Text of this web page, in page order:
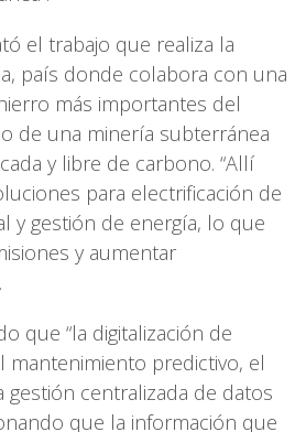
el trabajo que realiza la
país donde colabora con una
más importantes del
de una minería subterránea
y libre de carbono. “Allí
para electrificación de
y gestión de energía, lo que
y aumentar
que “la digitalización de
mantenimiento predictivo, el
centralizada de datos
que la información que